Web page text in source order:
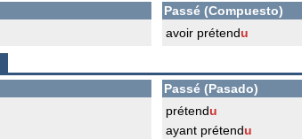
Passé (Compuesto)
avoir prétendu
Passé (Pasado)
prétendu
ayant prétendu